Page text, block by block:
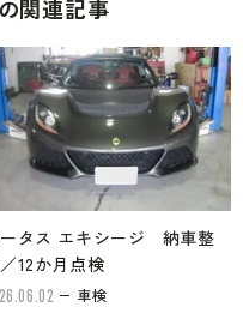
関連記事
ータス エキシージ 納車整
12か月点検
車検